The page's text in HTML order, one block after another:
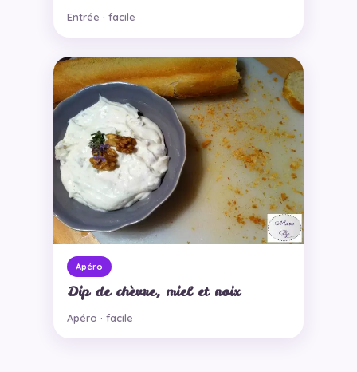
Entrée · facile
Apéro
Dip de chèvre, miel et noix
Apéro · facile